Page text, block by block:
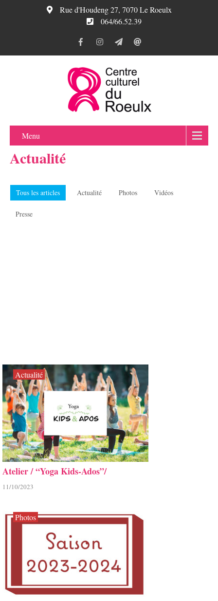
Rue d'Houdeng 27, 7070 Le Roeulx
064/66.52.39
Menu
Actualité
Tous les articles Actualité Photos Vidéos
Presse
Actualité
Atelier / “Yoga Kids-Ados”/
11/10/2023
Photos